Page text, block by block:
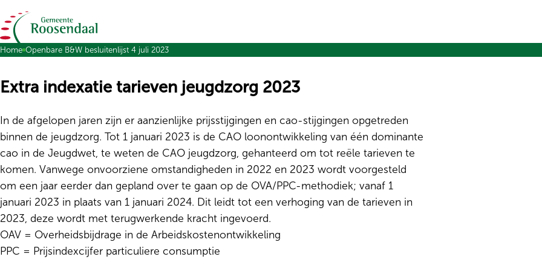
Ga naar de inhoud
Home Openbare B&W besluitenlijst 4 juli 2023
Extra indexatie tarieven jeugdzorg 2023
In de afgelopen jaren zijn er aanzienlijke prijsstijgingen en cao-stijgingen opgetreden
binnen de jeugdzorg. Tot 1 januari 2023 is de CAO loonontwikkeling van één dominante
cao in de Jeugdwet, te weten de CAO jeugdzorg, gehanteerd om tot reële tarieven te
komen. Vanwege onvoorziene omstandigheden in 2022 en 2023 wordt voorgesteld
om een jaar eerder dan gepland over te gaan op de OVA/PPC-methodiek; vanaf 1
januari 2023 in plaats van 1 januari 2024. Dit leidt tot een verhoging van de tarieven in
2023, deze wordt met terugwerkende kracht ingevoerd.
OAV = Overheidsbijdrage in de Arbeidskostenontwikkeling
PPC = Prijsindexcijfer particuliere consumptie